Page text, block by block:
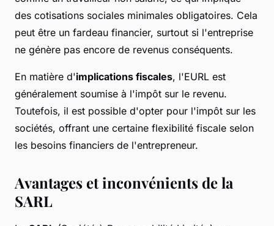
des cotisations sociales minimales obligatoires. Cela
peut être un fardeau financier, surtout si l'entreprise
ne génère pas encore de revenus conséquents.
En matière d'implications fiscales, l'EURL est
généralement soumise à l'impôt sur le revenu.
Toutefois, il est possible d'opter pour l'impôt sur les
sociétés, offrant une certaine flexibilité fiscale selon
les besoins financiers de l'entrepreneur.
Avantages et inconvénients de la
SARL